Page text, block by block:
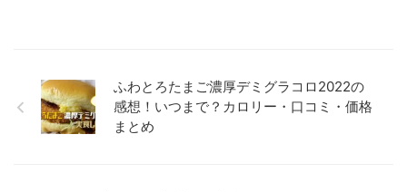
ふわとろたまご濃厚デミグラコロ2022の
感想！いつまで？カロリー・口コミ・価格
まとめ